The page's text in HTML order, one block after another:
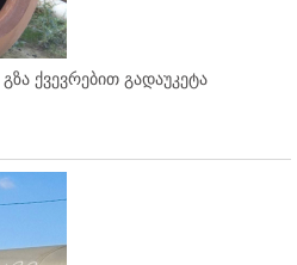
ქვევრებით გადაუკეტა